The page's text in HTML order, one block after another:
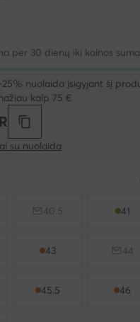
82,99 €
per 30 dienų iki kainos
nuolaida įsigyjant šį
kaip 75 €
su nuolaida
40.5 41
43 44
45.5 46